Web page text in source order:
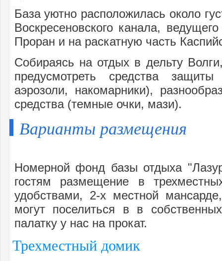
База уютно расположилась около
Воскресеновского канала,
Проран и на раскатную часть
Собираясь на отдых в дельту
предусмотреть средства
аэрозоли, накомарники),
средства (темные очки, мази).
Варианты размещения
Номерной фонд базы отдыха
гостям размещение в
удобствами, 2-х местной
могут поселиться в в
палатку у нас на прокат.
Трехместный домик